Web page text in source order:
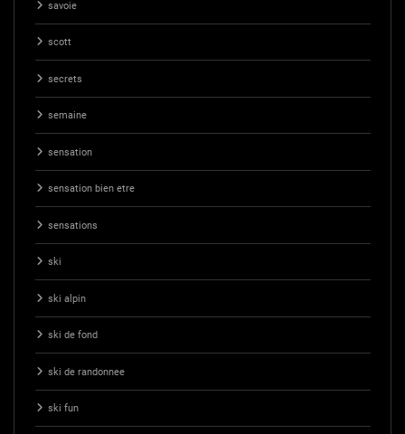
savoie
scott
secrets
semaine
sensation
sensation bien etre
sensations
ski
ski alpin
ski de fond
ski de randonnee
ski fun